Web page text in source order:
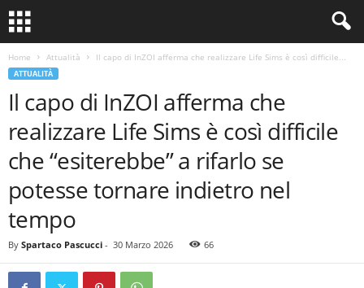
Home Attualità Il capo di InZOI afferma che realizzare Life Sims è così difficile...
ATTUALITÀ
Il capo di InZOI afferma che
realizzare Life Sims è così difficile
che “esiterebbe” a rifarlo se
potesse tornare indietro nel
tempo
By Spartaco Pascucci - 30 Marzo 2026 66